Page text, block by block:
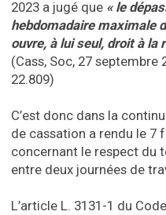
2023 a jugé que « le
hebdomadaire maximale
ouvre, à lui seul, droit à la
(Cass, Soc, 27 septembre
22.809)
C’est donc dans la
de cassation a rendu le 7
concernant le respect du
entre deux journées de
L’article L. 3131-1 du